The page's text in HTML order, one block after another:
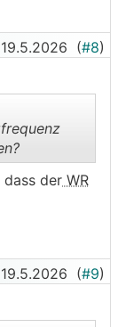
19.5.2026 (#8)
der WR
19.5.2026 (#9)